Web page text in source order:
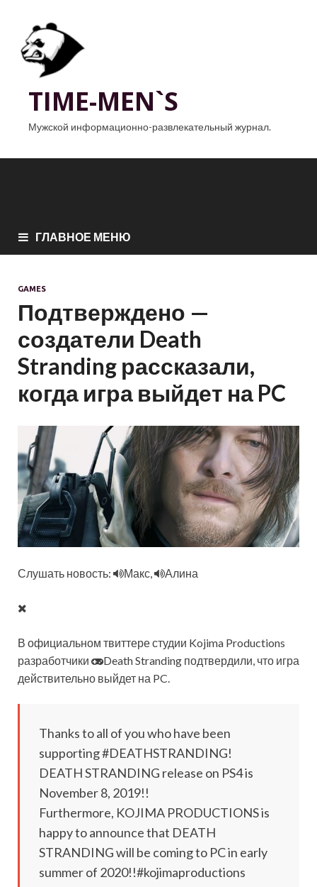
TIME-MEN`S
Мужской информационно-развлекательный журнал.
ГЛАВНОЕ МЕНЮ
GAMES
Подтверждено —
создатели Death
Stranding рассказали,
когда игра выйдет на PC
Слушать новость: Макс, Алина
В официальном твиттере студии Kojima Productions
разработчики
Death Stranding подтвердили, что игра
действительно выйдет на PC.
Thanks to all of you who have been
supporting #DEATHSTRANDING!
DEATH STRANDING release on PS4 is
November 8, 2019!!
Furthermore, KOJIMA PRODUCTIONS is
happy to announce that DEATH
STRANDING will be coming to PC in early
summer of 2020!!#kojimaproductions